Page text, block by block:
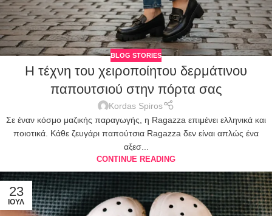
BLOG STORIES
Η τέχνη του χειροποίητου δερμάτινου
παπουτσιού στην πόρτα σας
Kordas Spiros
Σε έναν κόσμο μαζικής παραγωγής, η Ragazza επιμένει ελληνικά και
ποιοτικά. Κάθε ζευγάρι παπούτσια Ragazza δεν είναι απλώς ένα
αξεσ...
CONTINUE READING
23
ΙΟΎΛ